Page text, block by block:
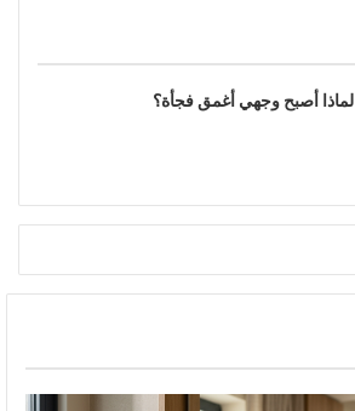
لماذا أصبح وجهي أغمق فجأة؟